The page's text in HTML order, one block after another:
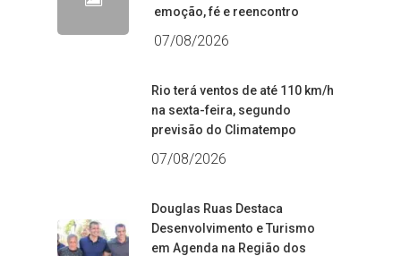
emoção, fé e reencontro
07/08/2026
Rio terá ventos de até 110 km/h
na sexta-feira, segundo
previsão do Climatempo
07/08/2026
Douglas Ruas Destaca
Desenvolvimento e Turismo
em Agenda na Região dos